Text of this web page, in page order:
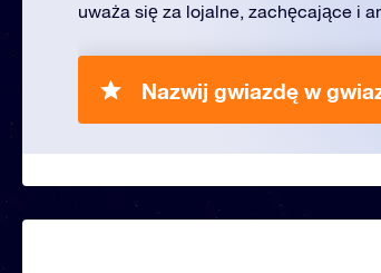
uważa się za lojalne, zachęcające i
Nazwij gwiazdę w